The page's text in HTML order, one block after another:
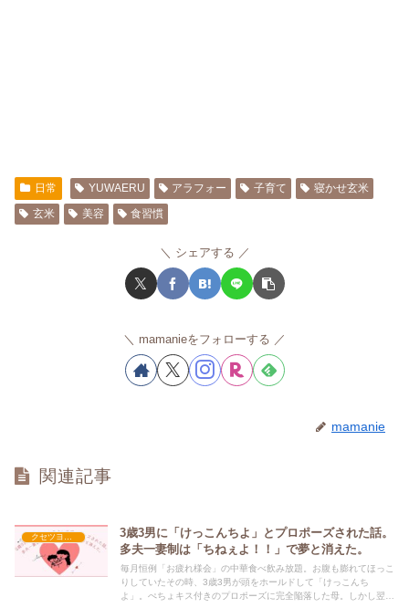
日常 YUWAERU アラフォー 子育て
寝かせ玄米
玄米
美容 食習慣
シェアする
mamanieをフォローする
mamanie
関連記事
クセツヨ発達日記
3歳3男に「けっこんちよ」とプロポーズされた話。
多夫一妻制は「ちねぇよ！！」で夢と消えた。
毎月恒例「お疲れ様会」の中華食べ飲み放題。お腹も膨れてほっこ
りしていたその時、3歳3男が頭をホールドして「けっこんち
よ」。ぺちょキス付きのプロポーズに完全陥落した母。しかし翌日